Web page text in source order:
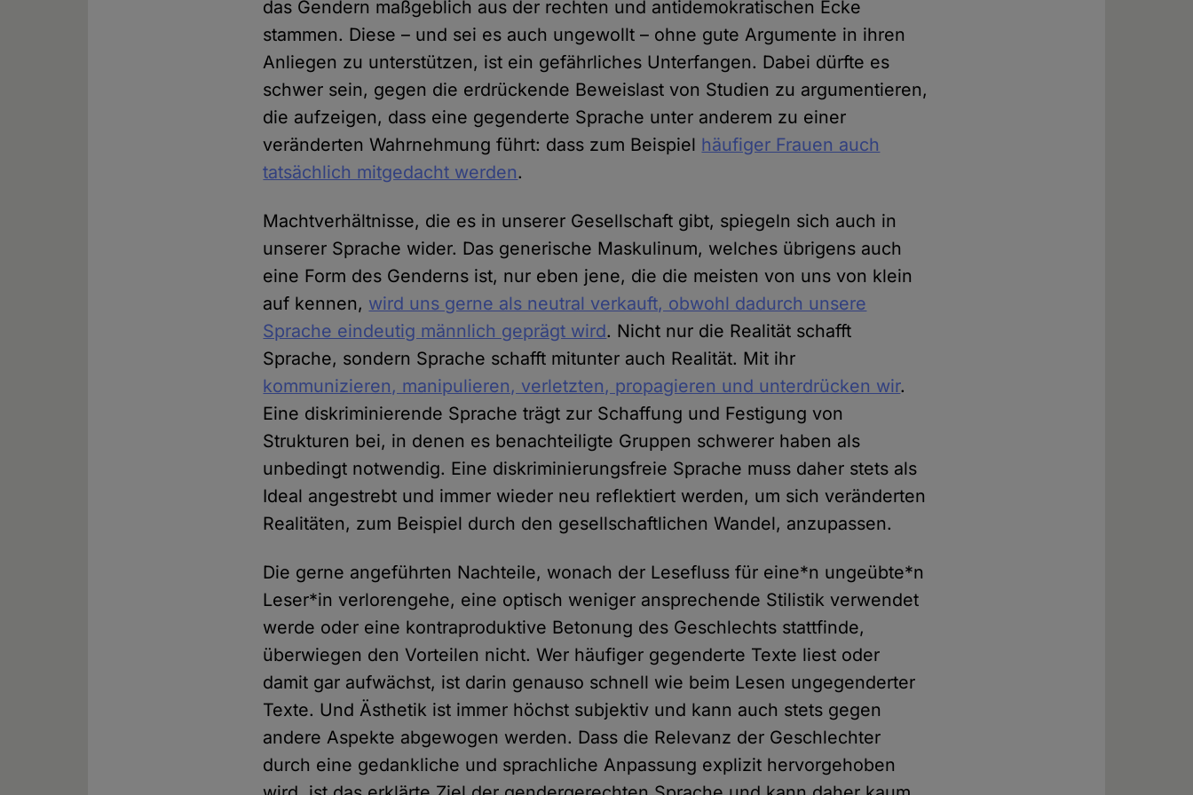
das Gendern maßgeblich aus der rechten und antidemokratischen Ecke
stammen. Diese – und sei es auch ungewollt – ohne gute Argumente in ihren
Anliegen zu unterstützen, ist ein gefährliches Unterfangen. Dabei dürfte es
schwer sein, gegen die erdrückende Beweislast von Studien zu argumentieren,
die aufzeigen, dass eine gegenderte Sprache unter anderem zu einer
veränderten Wahrnehmung führt: dass zum Beispiel häufiger Frauen auch
tatsächlich mitgedacht werden.
Machtverhältnisse, die es in unserer Gesellschaft gibt, spiegeln sich auch in
unserer Sprache wider. Das generische Maskulinum, welches übrigens auch
eine Form des Genderns ist, nur eben jene, die die meisten von uns von klein
auf kennen, wird uns gerne als neutral verkauft, obwohl dadurch unsere
Sprache eindeutig männlich geprägt wird. Nicht nur die Realität schafft
Sprache, sondern Sprache schafft mitunter auch Realität. Mit ihr
kommunizieren, manipulieren, verletzten, propagieren und unterdrücken wir.
Eine diskriminierende Sprache trägt zur Schaffung und Festigung von
Strukturen bei, in denen es benachteiligte Gruppen schwerer haben als
unbedingt notwendig. Eine diskriminierungsfreie Sprache muss daher stets als
Ideal angestrebt und immer wieder neu reflektiert werden, um sich veränderten
Realitäten, zum Beispiel durch den gesellschaftlichen Wandel, anzupassen.
Die gerne angeführten Nachteile, wonach der Lesefluss für eine*n ungeübte*n
Leser*in verlorengehe, eine optisch weniger ansprechende Stilistik verwendet
werde oder eine kontraproduktive Betonung des Geschlechts stattfinde,
überwiegen den Vorteilen nicht. Wer häufiger gegenderte Texte liest oder
damit gar aufwächst, ist darin genauso schnell wie beim Lesen ungegenderter
Texte. Und Ästhetik ist immer höchst subjektiv und kann auch stets gegen
andere Aspekte abgewogen werden. Dass die Relevanz der Geschlechter
durch eine gedankliche und sprachliche Anpassung explizit hervorgehoben